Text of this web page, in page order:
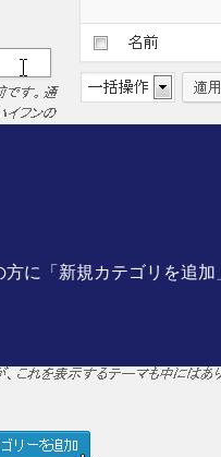
に「新規カテゴリを追